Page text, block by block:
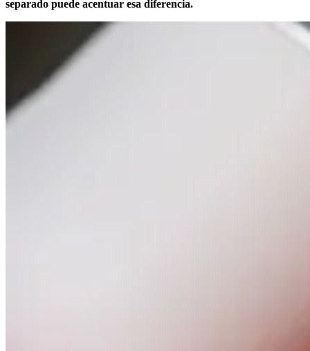
separado puede acentuar esa diferencia.